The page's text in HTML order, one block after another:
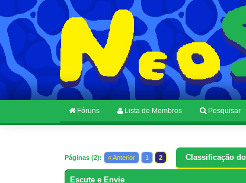
Fóruns Lista de Membros Pesquisar
Páginas (2): « Anterior 1 2 Classificação
Escute e Envie